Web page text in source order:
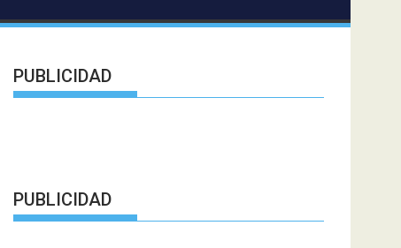
PUBLICIDAD
PUBLICIDAD